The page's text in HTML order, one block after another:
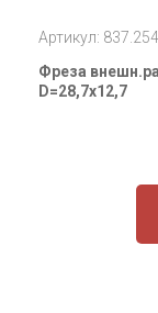
Артикул:
Фреза
D=28,7x12,7